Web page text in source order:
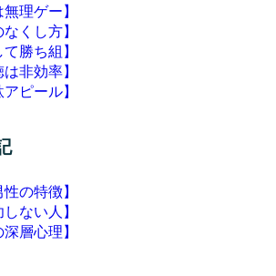
理ゲー】
くし方】
勝ち組】
非効率】
ピール】
の特徴】
ない人】
層心理】